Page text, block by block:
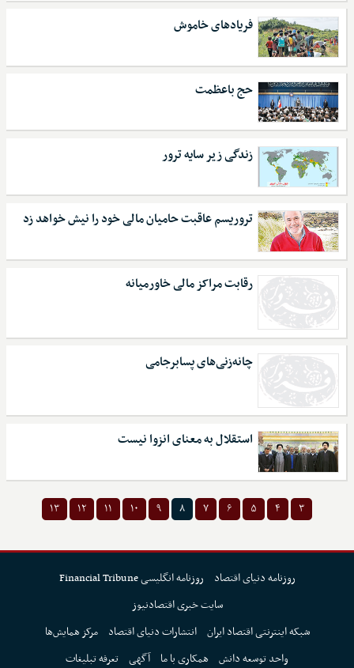
فریادهای خاموش
حج با‌عظمت
زندگی زیر سایه ترور
تروریسم عاقبت حامیان مالی خود را نیش خواهد زد
رقابت مراکز مالی خاورمیانه
چانه‌زنی‌های پسابرجامی
استقلال به معنای انزوا نیست
۳ ۴ ۵ ۶ ۷ ۸ ۹ ۱۰ ۱۱ ۱۲ ۱۳
روزنامه دنیای اقتصاد
روزنامه انگلیسی Financial Tribune
سایت خبری اقتصادنیوز
شبکه اینترنتی اقتصاد ایران انتشارات دنیای اقتصاد
مرکز همایش‌ها
واحد توسعه دانش همکاری با ما آگهی تعرفه تبلیغات